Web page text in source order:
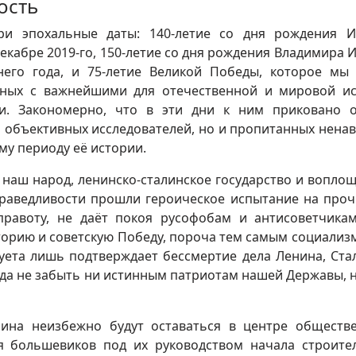
эпохальные даты: 140-летие со дня рождения
2019-го, 150-летие со дня рождения Владимира
года, и 75-летие Великой Победы, которое мы
с важнейшими для отечественной и мировой
Закономерно, что в эти дни к ним приковано
исследователей, но и пропитанных
периоду её истории.
народ, ленинско-сталинское государство и
прошли героическое испытание на
не даёт покоя русофобам и
и советскую Победу, пороча тем самым
лишь подтверждает бессмертие дела Ленина,
не забыть ни истинным патриотам нашей Державы,
неизбежно будут оставаться в центре
под их руководством начала